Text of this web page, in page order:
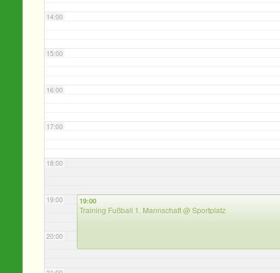
14:00
15:00
16:00
17:00
18:00
19:00
20:00
19:00
Training Fußball 1. Mannschaft@ Sportplatz